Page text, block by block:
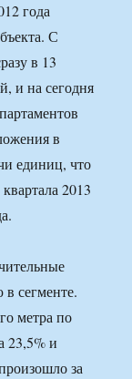
года
С
в 13
и на сегодня
в
единиц, что
2013
сегменте.
метра по
23,5% и
за